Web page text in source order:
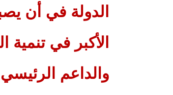
الدولة في أن
الأكبر في
والداعم